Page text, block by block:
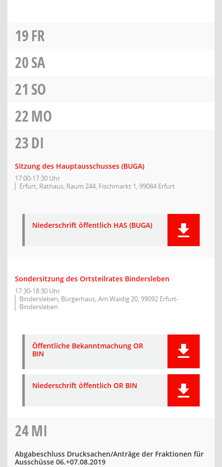
19FR
20SA
21 SO
22MO
23DI
Sitzung des Hauptausschusses (BUGA)
17:00-17:30 Uhr
Erfurt, Rathaus, Raum 244, Fischmarkt 1, 99084 Erfurt
Niederschrift öffentlich HAS (BUGA)
Sondersitzung des Ortsteilrates Bindersleben
17:30-18:30 Uhr
Bindersleben, Bürgerhaus, Am Waidig 20, 99092 Erfurt-
Bindersleben
Öffentliche Bekanntmachung OR
BIN
Niederschrift öffentlich OR BIN
24MI
Abgabeschluss Drucksachen/Anträge der Fraktionen für
Ausschüsse 06.+07.08.2019